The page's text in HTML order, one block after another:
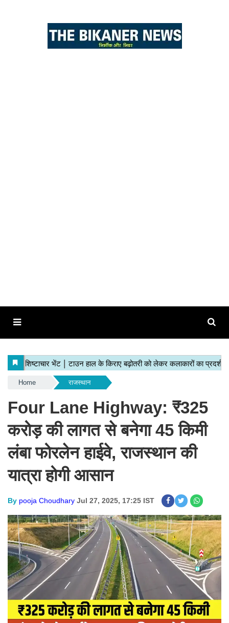
Home राजस्थान
Four Lane Highway: ₹325
करोड़ की लागत से बनेगा 45 किमी
लंबा फोरलेन हाईवे, राजस्थान की
यात्रा होगी आसान
By pooja Choudhary Jul 27, 2025, 17:25 IST